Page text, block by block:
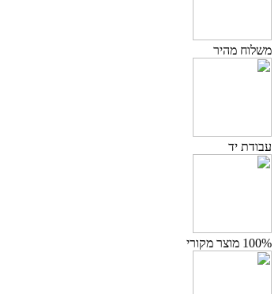
משלוח מהיר
עבודת יד
100% מוצר מקורי